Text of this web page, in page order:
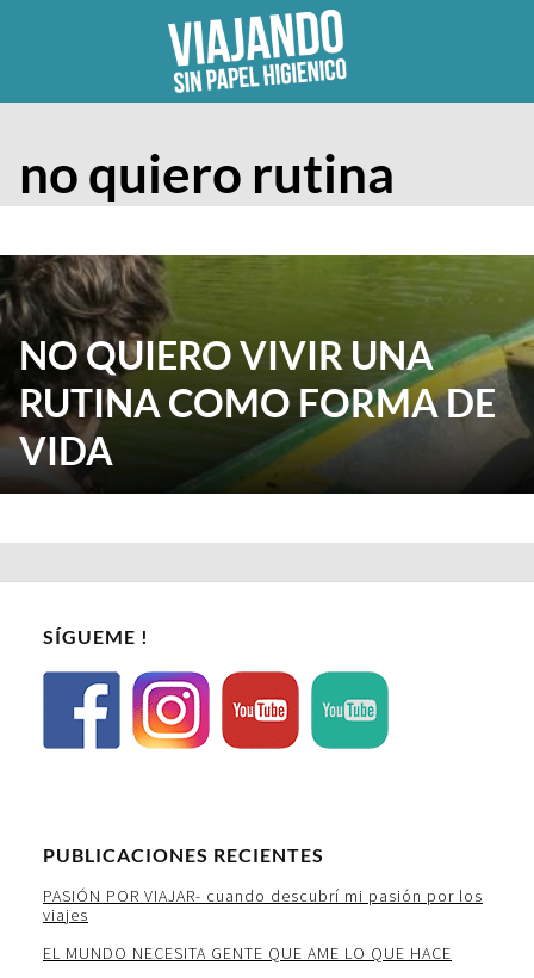
no quiero rutina
NO QUIERO VIVIR UNA
RUTINA COMO FORMA DE
VIDA
SÍGUEME !
PUBLICACIONES RECIENTES
PASIÓN POR VIAJAR- cuando descubrí mi pasión por los
viajes
EL MUNDO NECESITA GENTE QUE AME LO QUE HACE